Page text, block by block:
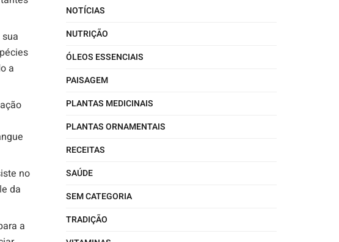
a
no
da
a
NOTÍCIAS
NUTRIÇÃO
ÓLEOS ESSENCIAIS
PAISAGEM
PLANTAS MEDICINAIS
PLANTAS ORNAMENTAIS
RECEITAS
SAÚDE
SEM CATEGORIA
TRADIÇÃO